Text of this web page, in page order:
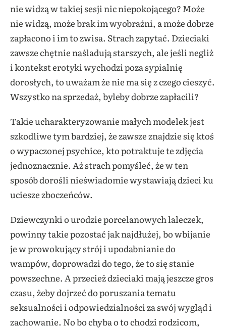
nie widzą w takiej sesji nic niepokojącego? Może
nie widzą, może brak im wyobraźni, a może dobrze
zapłacono i im to zwisa. Strach zapytać. Dzieciaki
zawsze chętnie naśladują starszych, ale jeśli negliż
i kontekst erotyki wychodzi poza sypialnię
dorosłych, to uważam że nie ma się z czego cieszyć.
Wszystko na sprzedaż, byleby dobrze zapłacili?
Takie ucharakteryzowanie małych modelek jest
szkodliwe tym bardziej, że zawsze znajdzie się ktoś
o wypaczonej psychice, kto potraktuje te zdjęcia
jednoznacznie. Aż strach pomyśleć, że w ten
sposób dorośli nieświadomie wystawiają dzieci ku
uciesze zboczeńców.
Dziewczynki o urodzie porcelanowych laleczek,
powinny takie pozostać jak najdłużej, bo wbijanie
je w prowokujący strój i upodabnianie do
wampów, doprowadzi do tego, że to się stanie
powszechne. A przecież dzieciaki mają jeszcze gros
czasu, żeby dojrzeć do poruszania tematu
seksualności i odpowiedzialności za swój wygląd i
zachowanie. No bo chyba o to chodzi rodzicom,